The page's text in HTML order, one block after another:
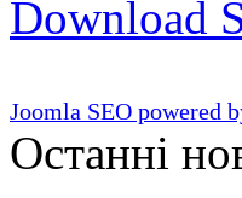
Download
Joomla SEO powered
Останні